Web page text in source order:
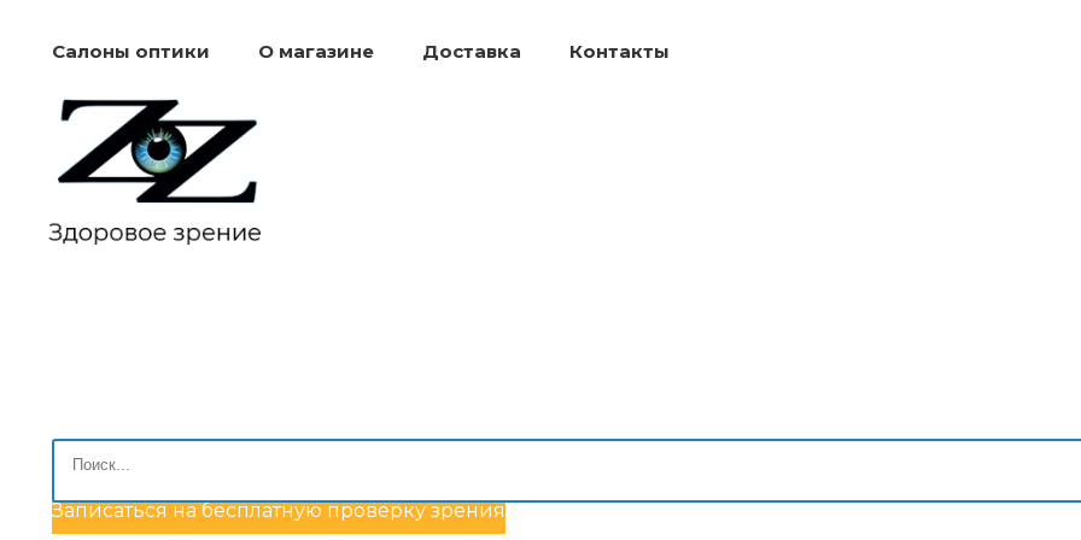
Салоны оптики О магазине Доставка Контакты
Записаться на бесплатную проверку зрения